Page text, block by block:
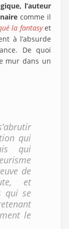
l’auteur
comme il
la fantasy et
à l’absurde
De quoi
mur dans un
qui
qui
de
et
qui se
le